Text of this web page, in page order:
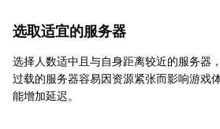
选取适宜的服务器
选择人数适中且与自身距离较近的服务器
过载的服务器容易因资源紧张而影响游戏
能增加延迟。